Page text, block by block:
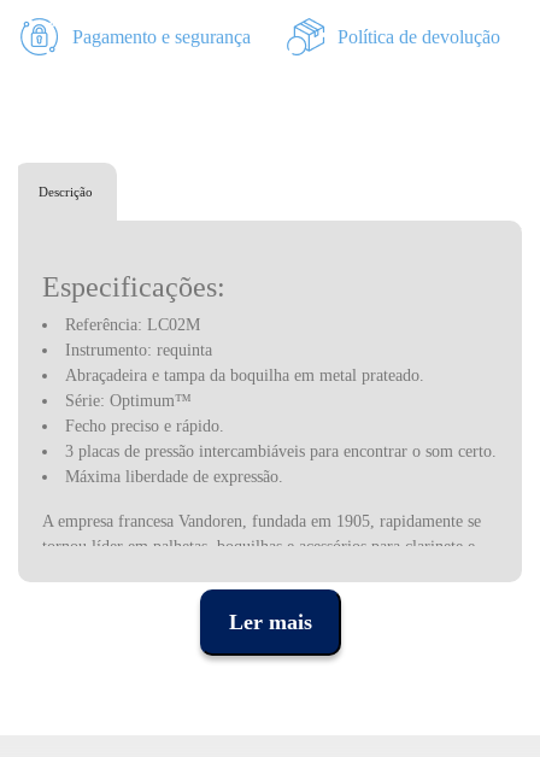
Pagamento e segurança Política de devolução
Descrição
Especificações:
Referência: LC02M
Instrumento: requinta
Abraçadeira e tampa da boquilha em metal prateado.
Série: Optimum™
Fecho preciso e rápido.
3 placas de pressão intercambiáveis ​​para encontrar o som certo.
Máxima liberdade de expressão.
A empresa francesa Vandoren, fundada em 1905, rapidamente se
tornou líder em palhetas, boquilhas e acessórios para clarinete e
de 100 países, graças a um know-how e uma exigência sempre
É uma empresa familiar, fundada por Eugène Van Doren, solista
Ler mais